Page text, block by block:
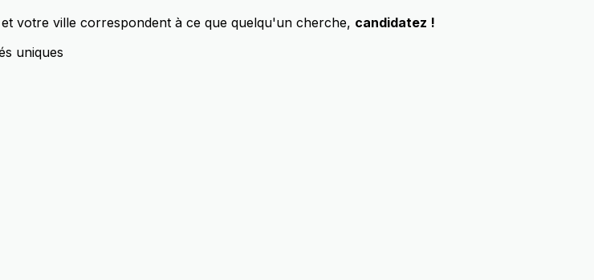
votre ville correspondent à ce que quelqu'un cherche, candidatez !
uniques